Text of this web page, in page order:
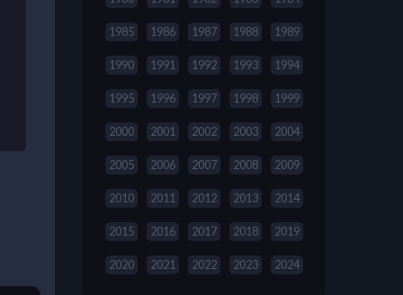
1985 1986 1987 1988 1989
1990 1991 1992 1993 1994
1995 1996 1997 1998 1999
2000 2001 2002 2003 2004
2005 2006 2007 2008 2009
2010 2011 2012 2013 2014
2015 2016 2017 2018 2019
2020 2021 2022 2023 2024